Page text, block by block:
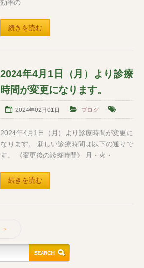
効率の
続きを読む
2024年4月1日（月）より診療
時間が変更になります。
2024年02月01日 ブログ
2024年4月1日（月）より診療時間が変更に
なります。 新しい診療時間は以下の通りで
す。 《変更後の診療時間》 月・火・
続きを読む
＞